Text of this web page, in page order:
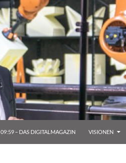
09:59 – DAS DIGITALMAGAZIN VISIONEN